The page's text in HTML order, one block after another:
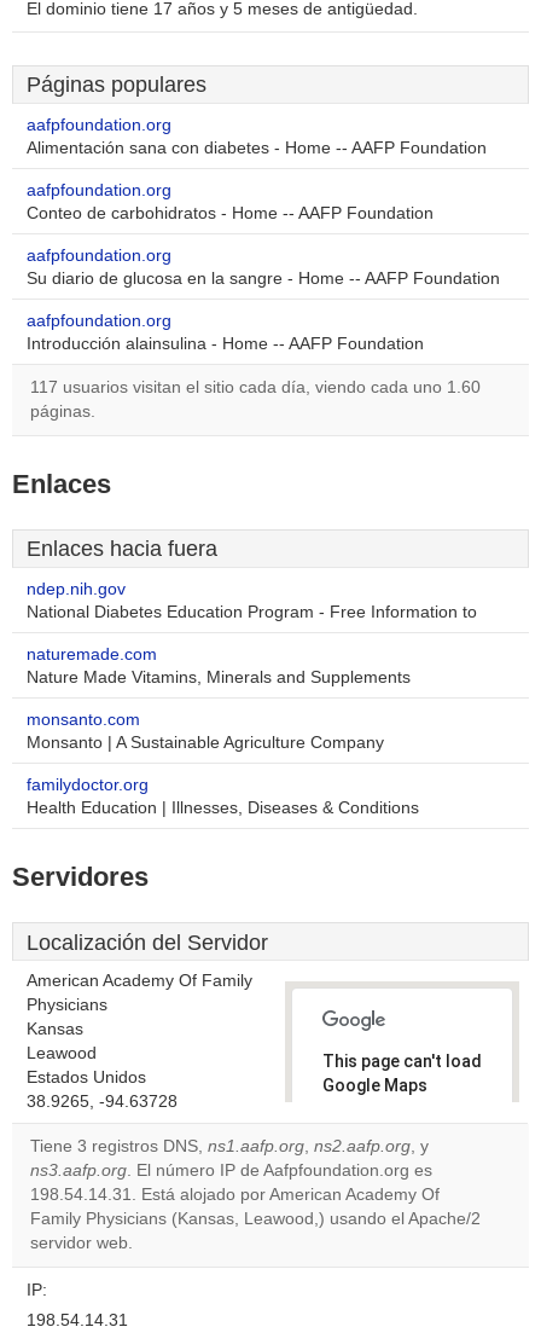
El dominio tiene 17 años y 5 meses de antigüedad.
Páginas populares
aafpfoundation.org
Alimentación sana con diabetes - Home -- AAFP Foundation
aafpfoundation.org
Conteo de carbohidratos - Home -- AAFP Foundation
aafpfoundation.org
Su diario de glucosa en la sangre - Home -- AAFP Foundation
aafpfoundation.org
Introducción alainsulina - Home -- AAFP Foundation
117 usuarios visitan el sitio cada día, viendo cada uno 1.60
páginas.
Enlaces
Enlaces hacia fuera
ndep.nih.gov
National Diabetes Education Program - Free Information to
naturemade.com
Nature Made Vitamins, Minerals and Supplements
monsanto.com
Monsanto | A Sustainable Agriculture Company
familydoctor.org
Health Education | Illnesses, Diseases & Conditions
Servidores
Localización del Servidor
American Academy Of Family
Physicians
Kansas
Leawood
Estados Unidos
38.9265, -94.63728
This page can't load
Google Maps
Do you
website?
Tiene 3 registros DNS, ns1.aafp.org, ns2.aafp.org, y
ns3.aafp.org. El número IP de Aafpfoundation.org es
198.54.14.31. Está alojado por American Academy Of
Family Physicians (Kansas, Leawood,) usando el Apache/2
servidor web.
IP:
198.54.14.31